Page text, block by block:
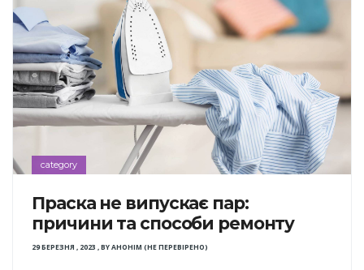
category
Праска не випускає пар:
причини та способи ремонту
29 БЕРЕЗНЯ , 2023 ,BYАНОНІМ (НЕ ПЕРЕВІРЕНО)